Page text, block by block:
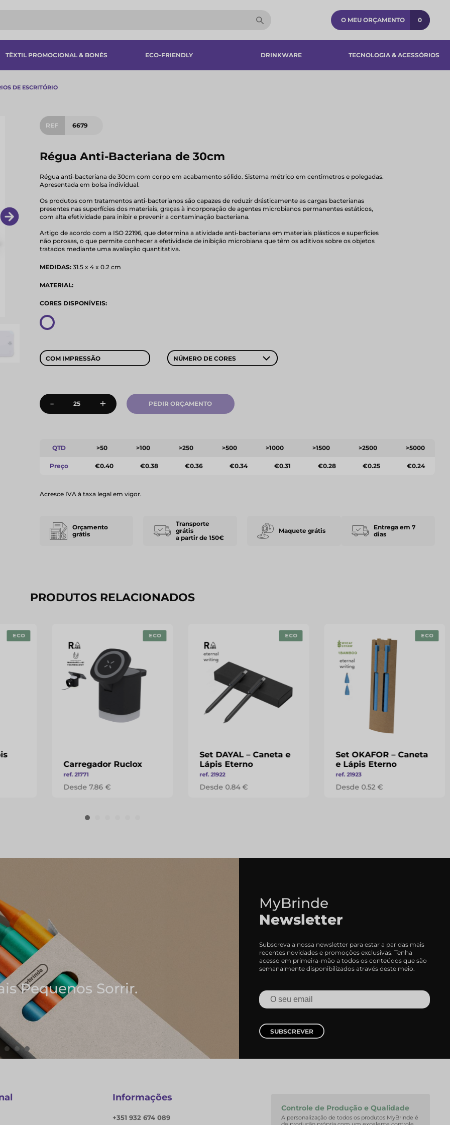
O MEU ORÇAMENTO 0
TÊXTIL PROMOCIONAL & BONÉS ECO-FRIENDLY DRINKWARE TECNOLOGIA & ACESSÓRIOS​
DE ESCRITÓRIO
REF 6679
Régua Anti-Bacteriana de 30cm
Régua anti-bacteriana de 30cm com corpo em acabamento sólido. Sistema métrico em centimetros e polegadas.
Apresentada em bolsa individual.
Os produtos com tratamentos anti-bacterianos são capazes de reduzir drásticamente as cargas bacterianas
presentes nas superfícies dos materiais, graças à incorporação de agentes microbianos permanentes estáticos,
com alta efetividade para inibir e prevenir a contaminação bacteriana.
Artigo de acordo com a ISO 22196, que determina a atividade anti-bacteriana em materiais plásticos e superfícies
não porosas, o que permite conhecer a efetividade de inibição microbiana que têm os aditivos sobre os objetos
tratados mediante uma avaliação quantitativa.
MEDIDAS:31.5 x 4 x 0.2 cm
MATERIAL:
CORES DISPONÍVEIS:
COM IMPRESSÃO NÚMERO DE CORES
- + PEDIR ORÇAMENTO
QTD >50 >100 >250 >500 >1000 >1500 >2500 >5000
Preço €0.40 €0.38 €0.36 €0.34 €0.31 €0.28 €0.25 €0.24
Acresce IVA à taxa legal em vigor.
Orçamento
grátis
Transporte
grátis
a partir de 150€
Maquete grátis
Entrega em 7
dias
PRODUTOS RELACIONADOS
ECO ECO
Carregador Ruclox
ref. 21771
Desde 7.86 €
ECO
Set DAYAL – Caneta e
Lápis Eterno
ref. 21922
Desde 0.84 €
ECO
Set OKAFOR – Caneta
e Lápis Eterno
ref. 21923
Desde 0.52 €
Onde Nascem As
Cadernos e Blocos
EXPLORAR CADERNOS
MyBrinde
Newsletter
Subscreva a nossa newsletter para estar a par das mais
recentes novidades e promoções exclusivas. Tenha
acesso em primeira-mão a todos os conteúdos que são
semanalmente disponibilizados através deste meio.
SUBSCREVER
Informações
+351 932 674 089
Controle de Produção e Qualidade
A personalização de todos os produtos MyBrinde é